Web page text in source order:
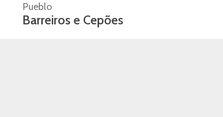
Pueblo
Barreiros e Cepões